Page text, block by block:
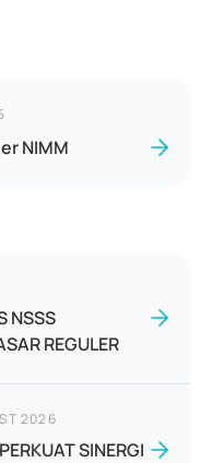
NIMM
NSSS
REGULER
2026
SINERGI